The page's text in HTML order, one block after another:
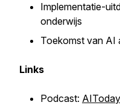
Implementatie-
onderwijs
Toekomst van AI
Links
Podcast: